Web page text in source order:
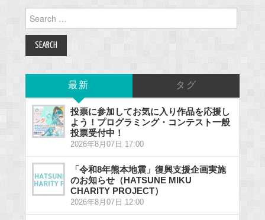
for:
最新 タグ
投票に参加してお気に入り作品を応援し
よう！プログラミング・コンテスト一般
投票受付中！
2026年8月07日 17:00
「令和8年熊本地震」復興支援企画実施
のお知らせ（HATSUNE MIKU
CHARITY PROJECT）
2026年8月07日 12:00